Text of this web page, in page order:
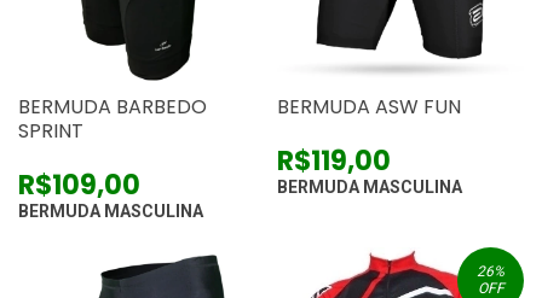
BERMUDA BARBEDO
SPRINT
R$109,00
BERMUDA MASCULINA
BERMUDA ASW FUN
R$119,00
BERMUDA MASCULINA
26%
OFF